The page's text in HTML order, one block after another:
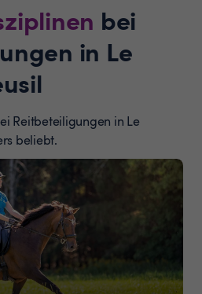
bei
in Le
Reitbeteiligungen in Le
beliebt.